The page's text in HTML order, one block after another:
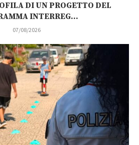
DI UN PROGETTO DEL
INTERREG...
07/08/2026